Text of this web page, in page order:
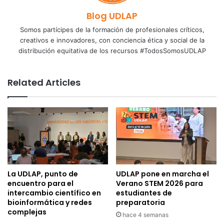
Blog UDLAP
Somos partícipes de la formación de profesionales críticos,
creativos e innovadores, con conciencia ética y social de la
distribución equitativa de los recursos #TodosSomosUDLAP
Related Articles
La UDLAP, punto de
encuentro para el
intercambio científico en
bioinformática y redes
complejas
UDLAP pone en marcha el
Verano STEM 2026 para
estudiantes de
preparatoria
hace 4 semanas